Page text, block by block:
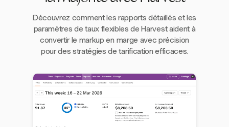
Découvrez comment les rapports détaillés et les
paramètres de taux flexibles de Harvest aident à
convertir le markup en marge avec précision
pour des stratégies de tarification efficaces.